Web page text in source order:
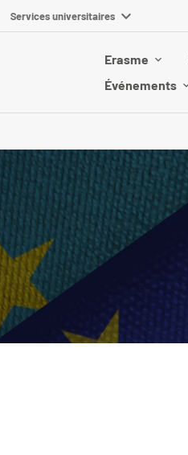
Services universitaires
Erasme
Événements